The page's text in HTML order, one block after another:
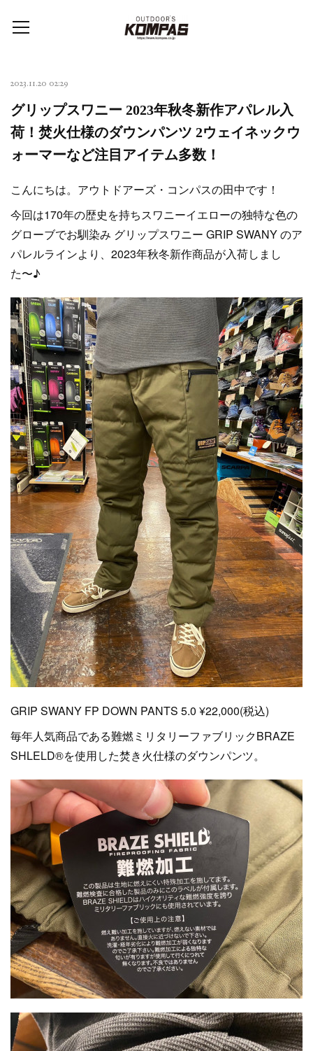
2023.11.20 02:29
グリップスワニー 2023年秋冬新作アパレル入
荷！焚火仕様のダウンパンツ 2ウェイネックウ
ォーマーなど注目アイテム多数！
こんにちは。アウトドアーズ・コンパスの田中です！
今回は170年の歴史を持ちスワニーイエローの独特な色の
グローブでお馴染み グリップスワニー GRIP SWANY のア
パレルラインより、2023年秋冬新作商品が入荷しまし
た〜♪
GRIP SWANY FP DOWN PANTS 5.0 ¥22,000(税込)
毎年人気商品である難燃ミリタリーファブリックBRAZE
SHLELD®を使用した焚き火仕様のダウンパンツ。